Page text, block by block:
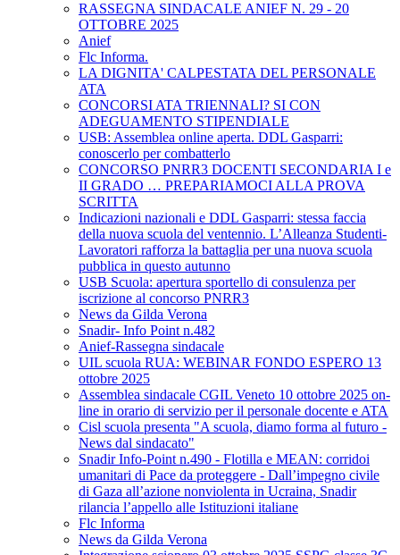
RASSEGNA SINDACALE ANIEF N. 29 - 20
OTTOBRE 2025
Anief
Flc Informa.
LA DIGNITA' CALPESTATA DEL PERSONALE
ATA
CONCORSI ATA TRIENNALI? SI CON
ADEGUAMENTO STIPENDIALE
USB: Assemblea online aperta. DDL Gasparri:
conoscerlo per combatterlo
CONCORSO PNRR3 DOCENTI SECONDARIA I e
II GRADO … PREPARIAMOCI ALLA PROVA
SCRITTA
Indicazioni nazionali e DDL Gasparri: stessa faccia
della nuova scuola del ventennio. L’Alleanza Studenti-
Lavoratori rafforza la battaglia per una nuova scuola
pubblica in questo autunno
USB Scuola: apertura sportello di consulenza per
iscrizione al concorso PNRR3
News da Gilda Verona
Snadir- Info Point n.482
Anief-Rassegna sindacale
UIL scuola RUA: WEBINAR FONDO ESPERO 13
ottobre 2025
Assemblea sindacale CGIL Veneto 10 ottobre 2025 on-
line in orario di servizio per il personale docente e ATA
Cisl scuola presenta "A scuola, diamo forma al futuro -
News dal sindacato"
Snadir Info-Point n.490 - Flotilla e MEAN: corridoi
umanitari di Pace da proteggere - Dall’impegno civile
di Gaza all’azione nonviolenta in Ucraina, Snadir
rilancia l’appello alle Istituzioni italiane
Flc Informa
News da Gilda Verona